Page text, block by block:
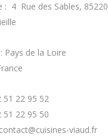
: 4 Rue des Sables, 85220
Pays de la Loire
51 22 95 52
51 22 95 50
viaud.fr